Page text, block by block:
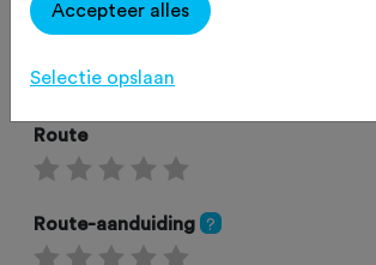
Route
Route-aanduiding ?
Accepteer alles
Selectie opslaan